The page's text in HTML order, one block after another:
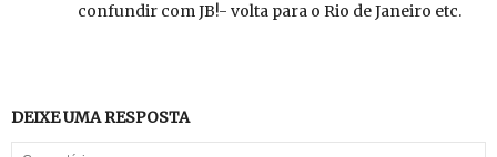
confundir com JB!- volta para o Rio de Janeiro etc.
DEIXE UMA RESPOSTA